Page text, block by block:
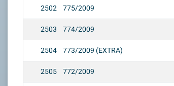
2502 775/2009
2503 774/2009
2504 773/2009 (EXTRA)
2505 772/2009